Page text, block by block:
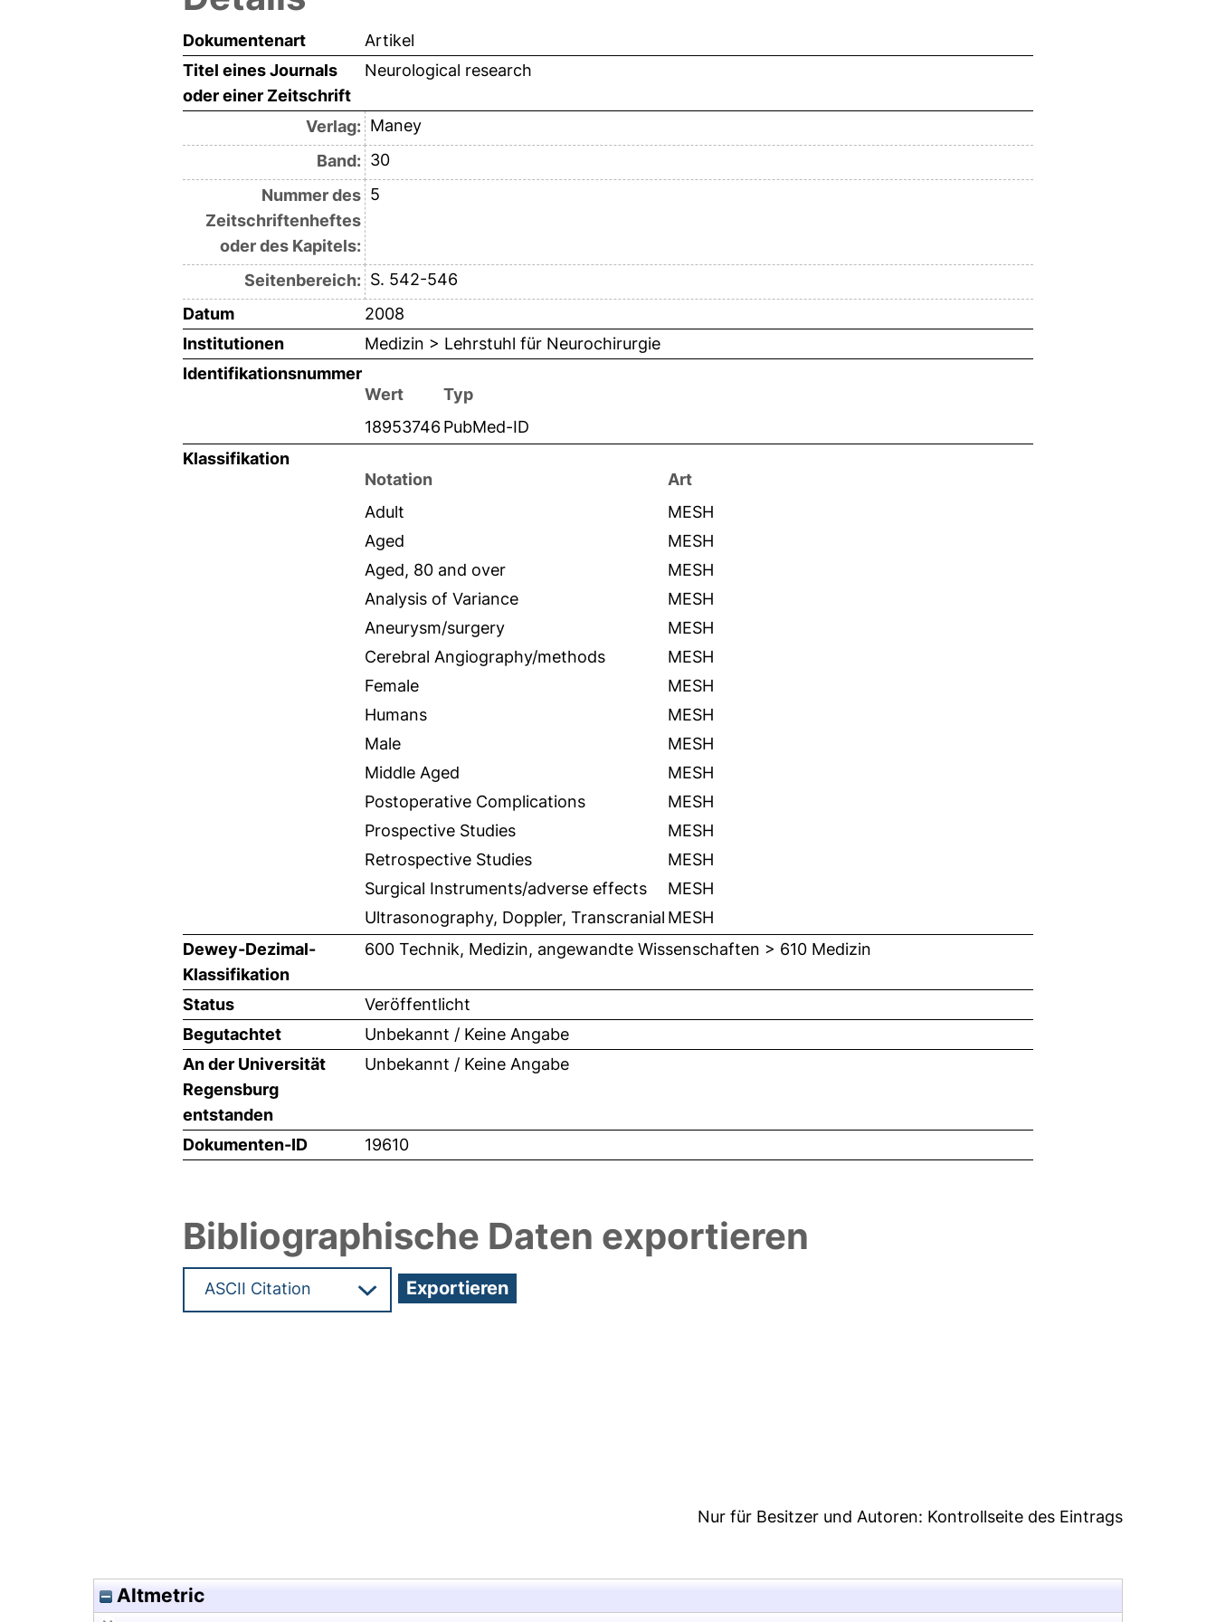
Dokumentenart
Artikel
Titel eines Journals
oder einer Zeitschrift
Neurological research
Verlag: Maney
Band: 30
Nummer des
Zeitschriftenheftes
oder des Kapitels:
5
Seitenbereich: S. 542-546
Datum
2008
Institutionen
Medizin > Lehrstuhl für Neurochirurgie
Identifikationsnummer
Wert
Typ
18953746 PubMed-ID
Klassifikation
Notation
Art
Adult
MESH
Aged
MESH
Aged, 80 and over
MESH
Analysis of Variance
MESH
Aneurysm/surgery
MESH
Cerebral Angiography/methods
MESH
Female
MESH
Humans
MESH
Male
MESH
Middle Aged
MESH
Postoperative Complications
MESH
Prospective Studies
MESH
Retrospective Studies
MESH
Surgical Instruments/adverse effects
MESH
Ultrasonography, Doppler, Transcranial MESH
Dewey-Dezimal-
Klassifikation
600 Technik, Medizin, angewandte Wissenschaften > 610 Medizin
Status
Veröffentlicht
Begutachtet
Unbekannt / Keine Angabe
An der Universität
Regensburg
entstanden
Unbekannt / Keine Angabe
Dokumenten-ID 19610
Bibliographische Daten exportieren
Nur für Besitzer und Autoren: Kontrollseite des Eintrags
Altmetric